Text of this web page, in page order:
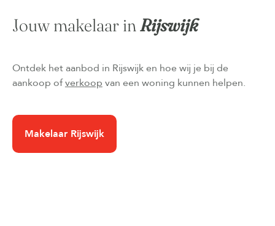
Jouw makelaar inRijswijk
Ontdek het aanbod in Rijswijk en hoe wij je bij de
aankoop ofverkoop van een woning kunnen helpen.
Makelaar Rijswijk